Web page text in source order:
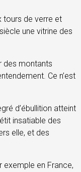
tours de verre et
une vitrine des
des montants
Ce n’est
d’ébullition atteint
insatiable des
elle, et des
exemple en France,